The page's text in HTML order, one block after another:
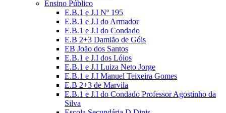
Ensino Público
E.B.1 e J.I Nº 195
E.B.1 e J.I do Armador
E.B.1 e J.I do Condado
E.B 2+3 Damião de Góis
EB João dos Santos
E.B.1 e J.I dos Lóios
E.B.1 e J.I Luiza Neto Jorge
E.B.1 e J.I Manuel Teixeira Gomes
E.B 2+3 de Marvila
E.B.1 e J.I do Condado Professor Agostinho da
Silva